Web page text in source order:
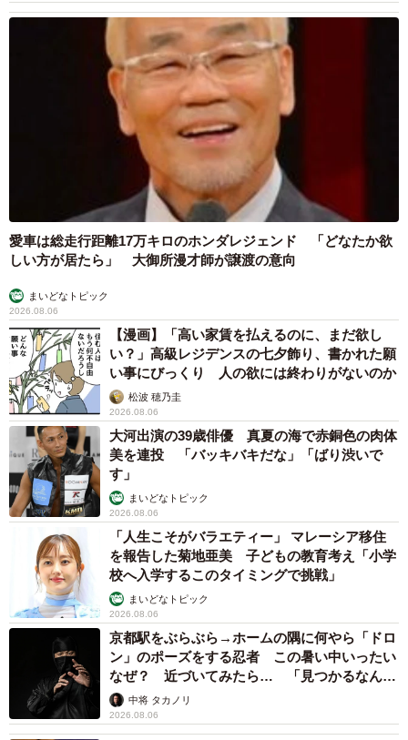
愛車は総走行距離17万キロのホンダレジェンド 「どなたか欲
しい方が居たら」 大御所漫才師が譲渡の意向
まいどなトピック
2026.08.06
【漫画】「高い家賃を払えるのに、まだ欲し
い？」高級レジデンスの七夕飾り、書かれた願
い事にびっくり 人の欲には終わりがないのか
松波 穂乃圭
2026.08.06
大河出演の39歳俳優 真夏の海で赤銅色の肉体
美を連投 「バッキバキだな」「ばり渋いで
す」
まいどなトピック
2026.08.06
「人生こそがバラエティー」 マレーシア移住
を報告した菊地亜美 子どもの教育考え「小学
校へ入学するこのタイミングで挑戦」
まいどなトピック
2026.08.06
京都駅をぶらぶら→ホームの隅に何やら「ドロ
ン」のポーズをする忍者 この暑い中いったい
なぜ？ 近づいてみたら… 「見つかるなんて
未熟」中将 タカノリ
2026.08.06